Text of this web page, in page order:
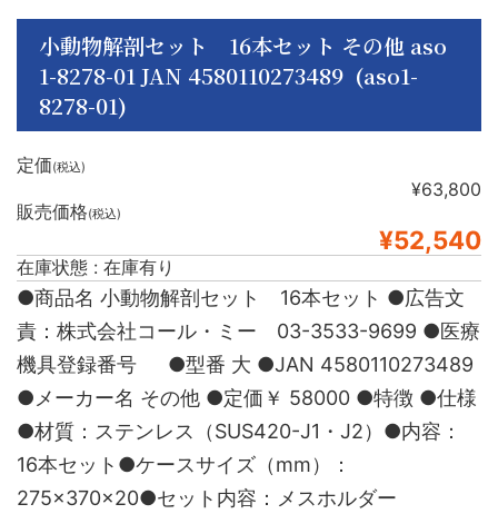
小動物解剖セット 16本セット その他 aso
1-8278-01 JAN 4580110273489 (aso1-
8278-01)
定価(税込)
¥63,800
販売価格(税込)
¥52,540
在庫状態 : 在庫有り
●商品名 小動物解剖セット 16本セット ●広告文
責：株式会社コール・ミー 03-3533-9699 ●医療
機具登録番号 ●型番 大 ●JAN 4580110273489
●メーカー名 その他 ●定価￥ 58000 ●特徴 ●仕様
●材質：ステンレス（SUS420-J1・J2）●内容：
16本セット●ケースサイズ（mm）：
275×370×20●セット内容：メスホルダー